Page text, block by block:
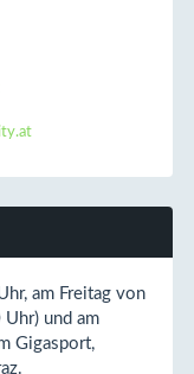
am Freitag von
und am
Gigasport,